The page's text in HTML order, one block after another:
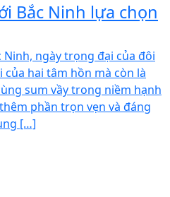
Bắc Ninh lựa chọn
Ninh, ngày trọng đại của đôi
hai tâm hồn mà còn là
sum vầy trong niềm hạnh
phần trọn vẹn và đáng
[…]